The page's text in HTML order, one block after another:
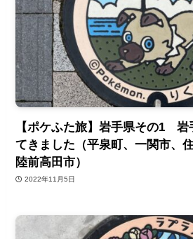
【ポケふた旅】岩手県その1 岩
てきました（平泉町、一関市、
陸前高田市）
2022年11月5日